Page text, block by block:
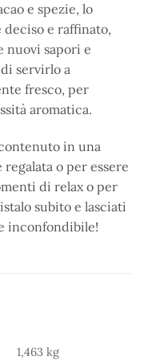
e spezie, lo
e raffinato,
nuovi sapori e
servirlo a
fresco, per
aromatica.
in una
o per essere
di relax o per
subito e lasciati
inconfondibile!
1,463 kg